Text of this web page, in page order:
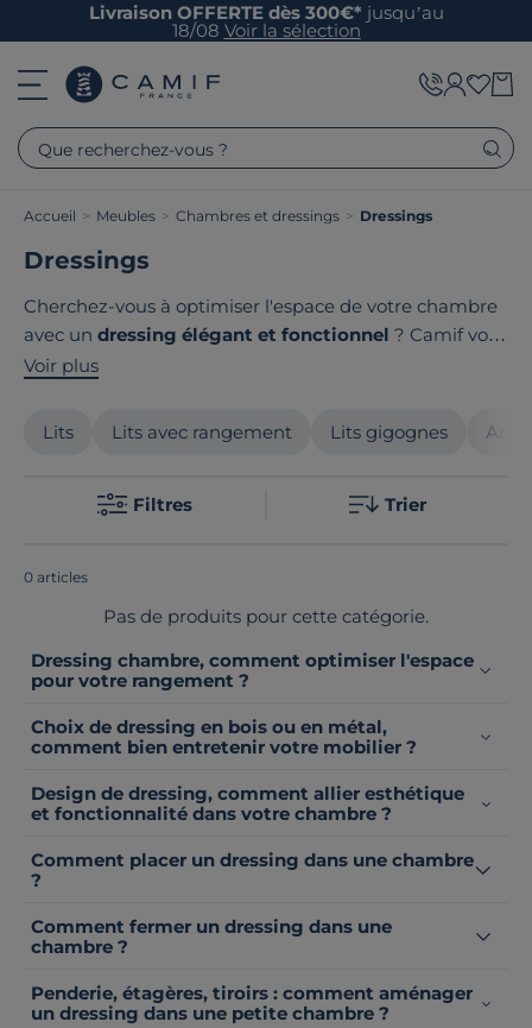
Livraison OFFERTE dès 300€* jusqu’au
18/08 Voir la sélection
Que recherchez-vous ?
Accueil > Meubles > Chambres et dressings > Dressings
Dressings
Cherchez-vous à optimiser l'espace de votre chambre
avec un dressing élégant et fonctionnel ? Camif vous
propose des dressings adaptés à tous les intérieurs.
qualité et un design contemporain. Ils s'intègrent
parfaitement à votre espace et d'ajouter une touche
nos produits ? Ils sont tous
fabriqués en France
Voir plus
Lits Lits avec rangement Lits gigognes
Filtres Trier
0 articles
Pas de produits pour cette catégorie.
Dressing chambre, comment optimiser l'espace
pour votre rangement ?
Choix de dressing en bois ou en métal,
comment bien entretenir votre mobilier ?
Design de dressing, comment allier esthétique
et fonctionnalité dans votre chambre ?
Comment placer un dressing dans une chambre
?
Comment fermer un dressing dans une
chambre ?
Penderie, étagères, tiroirs : comment aménager
un dressing dans une petite chambre ?